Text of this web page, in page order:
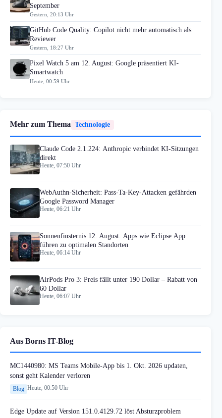
September
Gestern, 20:13 Uhr
GitHub Code Quality: Copilot nicht mehr automatisch als
Reviewer
Gestern, 18:27 Uhr
Pixel Watch 5 am 12. August: Google präsentiert KI-
Smartwatch
Heute, 00:59 Uhr
Mehr zum Thema Technologie
Claude Code 2.1.224: Anthropic verbindet KI-Sitzungen
direkt
Heute, 07:50 Uhr
WebAuthn-Sicherheit: Pass-Ta-Key-Attacken gefährden
Google Password Manager
Heute, 06:21 Uhr
Sonnenfinsternis 12. August: Apps wie Eclipse App
führen zu optimalen Standorten
Heute, 06:14 Uhr
AirPods Pro 3: Preis fällt unter 190 Dollar – Rabatt von
60 Dollar
Heute, 06:07 Uhr
Aus Borns IT-Blog
MC1440980: MS Teams Mobile-App bis 1. Okt. 2026 updaten,
sonst geht Kalender verloren
Blog Heute, 00:50 Uhr
Edge Update auf Version 151.0.4129.72 löst Absturzproblem